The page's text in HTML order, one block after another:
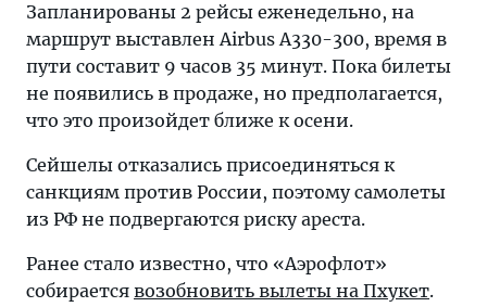
Запланированы 2 рейсы еженедельно, на
маршрут выставлен Airbus A330-300, время в
пути составит 9 часов 35 минут. Пока билеты
не появились в продаже, но предполагается,
что это произойдет ближе к осени.
Сейшелы отказались присоединяться к
санкциям против России, поэтому самолеты
из РФ не подвергаются риску ареста.
Ранее стало известно, что «Аэрофлот»
собирается возобновить вылеты на Пхукет.